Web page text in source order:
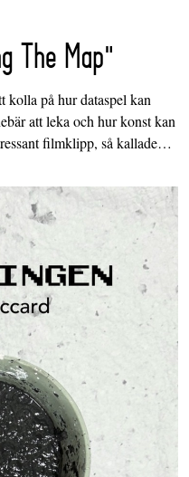
The Map"
kolla på hur dataspel kan
att leka och hur konst kan
filmklipp, så kallade…